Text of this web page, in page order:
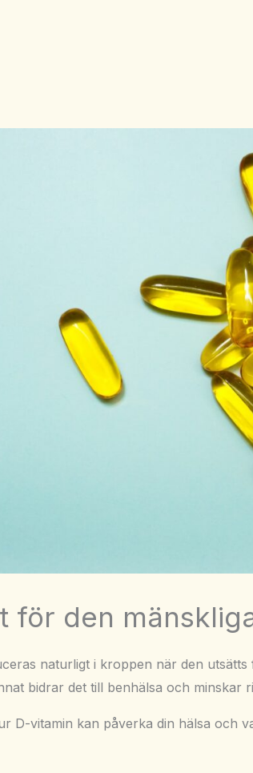
för den
naturligt i kroppen när den
bidrar det till benhälsa och minskar
D-vitamin kan påverka din hälsa och